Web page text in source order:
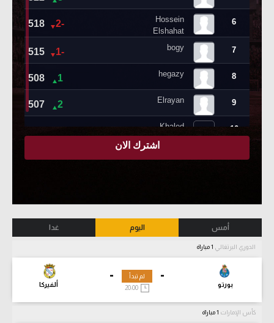
أمس اليوم غدا
الدوري البرتغالي
-
بورتو
-
ألفيركا
لم تبدأ
كأس الإمارات